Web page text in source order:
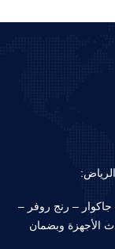
– رنج روفر –
الأجهزة وبضمان